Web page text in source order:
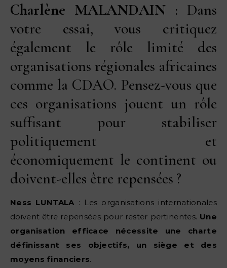
Charlène MALANDAIN : Dans
votre essai, vous critiquez
également le rôle limité des
organisations régionales africaines
comme la CDAO. Pensez-vous que
ces organisations jouent un rôle
suffisant pour stabiliser
politiquement et
économiquement le continent ou
doivent-elles être repensées ?
Ness LUNTALA: Les organisations internationales
doivent être repensées pour rester pertinentes. Une
organisation efficace nécessite une charte
définissant ses objectifs, un siège et des
moyens financiers.